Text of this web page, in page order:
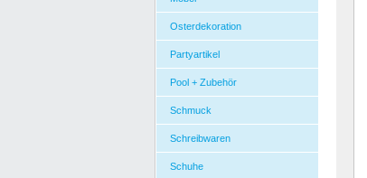
Osterdekoration
Partyartikel
Pool + Zubehör
Schmuck
Schreibwaren
Schuhe